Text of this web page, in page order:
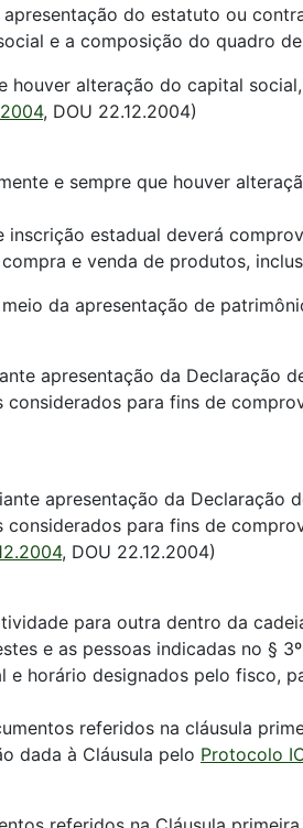
do estatuto ou
e a composição do quadro
alteração do capital
, DOU 22.12.2004)
e sempre que houver
estadual deverá
e venda de produtos,
da apresentação de
apresentação da Declaração
para fins de
apresentação da Declaração
para fins de
, DOU 22.12.2004)
para outra dentro da
e as pessoas indicadas no §
horário designados pelo fisco,
referidos na cláusula
dada à Cláusula pelo Protocolo